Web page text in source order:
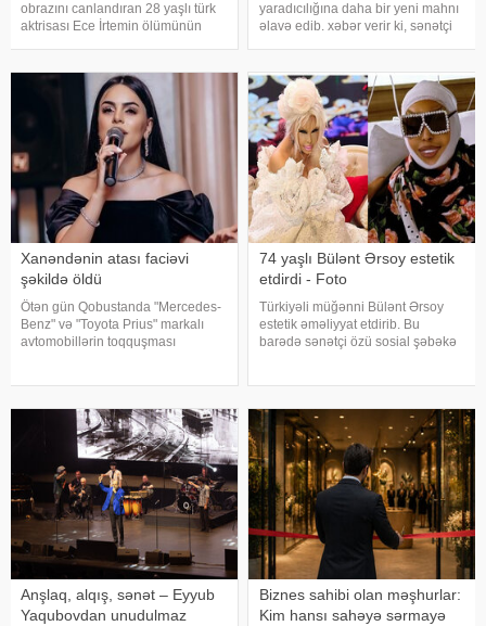
obrazını canlandıran 28 yaşlı türk
aktrisası Ece İrtemin ölümünün
(DHA) Türkiyə Məhkəmə-Tibb
İnstitutunun rəyinə istinadə
yaradıcılığına daha bir yeni mahnı
əlavə edib. xəbər verir ki, sənətçi
verib. . Bəstənin sözləri Rafael
Şabanova, musiqisi is
Xanəndənin atası faciəvi
şəkildə öldü
Ötən gün Qobustanda "Mercedes-
Benz" və "Toyota Prius" markalı
avtomobillərin toqquşması
xanənd
74 yaşlı Bülənt Ərsoy estetik
etdirdi - Foto
Türkiyəli müğənni Bülənt Ərsoy
estetik əməliyyat etdirib. Bu
barədə sənətçi özü sosial şəbəkə
edib:. "Hörmətli izləyicilərim
Anşlaq, alqış, sənət – Eyyub
Yaqubovdan unudulmaz
Biznes sahibi olan məşhurlar:
Kim hansı sahəyə sərmayə